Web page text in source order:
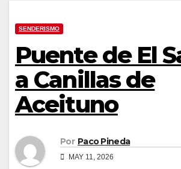
SENDERISMO
Puente de El
a Canillas de
Aceituno
Por Paco Pineda
MAY 11, 2026